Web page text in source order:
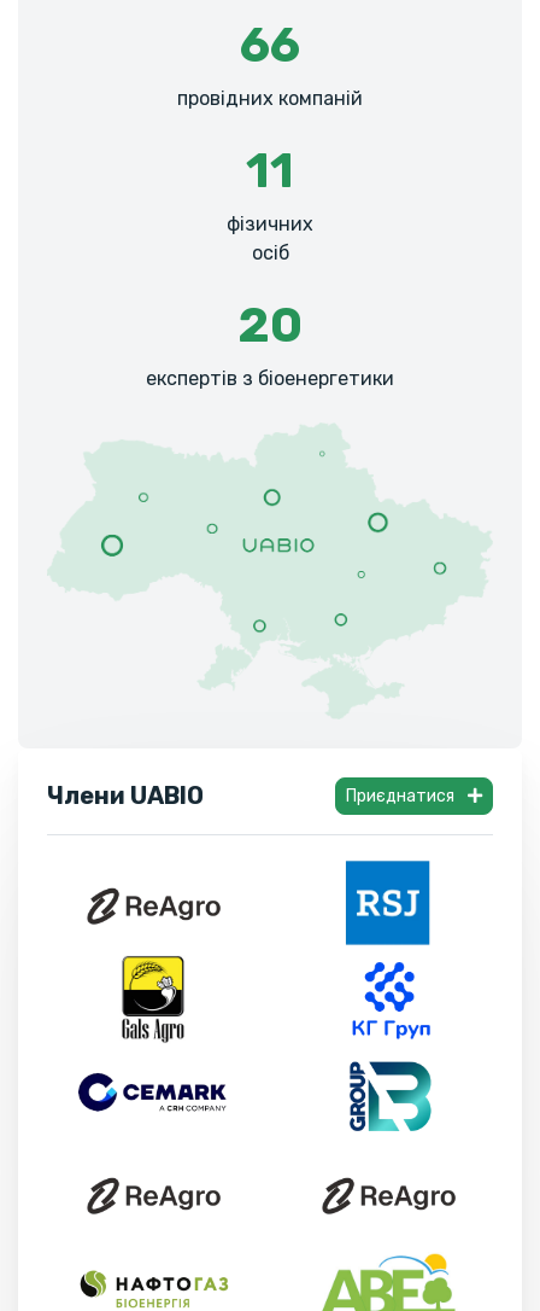
66
провідних компаній
11
фізичних
осіб
20
експертів з біоенергетики
Члени UABIO Приєднатися